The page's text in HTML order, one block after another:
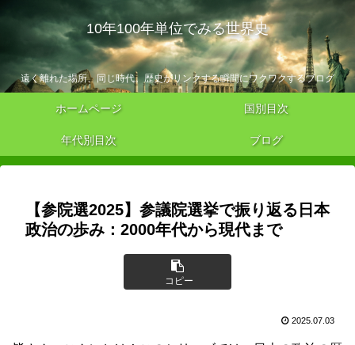
10年100年単位でみる世界史
遠く離れた場所、同じ時代。歴史がリンクする瞬間にワクワクするブログ
ホームページ 国別目次
年代別目次 ブログ
【参院選2025】参議院選挙で振り返る日本
政治の歩み：2000年代から現代まで
コピー
2025.07.03